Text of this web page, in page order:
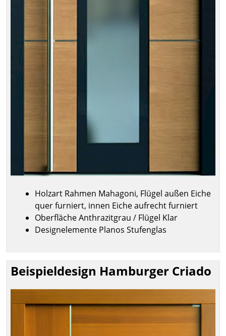
Holzart Rahmen Mahagoni, Flügel außen Eiche
quer furniert, innen Eiche aufrecht furniert
Oberfläche Anthrazitgrau / Flügel Klar
Designelemente Planos Stufenglas
Beispieldesign Hamburger Criado